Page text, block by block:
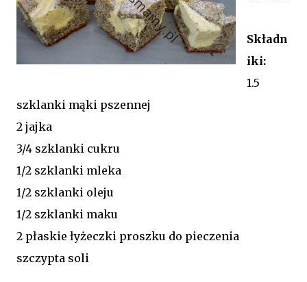
Składn
iki:
1.5
szklanki mąki pszennej
2 jajka
3/4 szklanki cukru
1/2 szklanki mleka
1/2 szklanki oleju
1/2 szklanki maku
2 płaskie łyżeczki proszku do pieczenia
szczypta soli